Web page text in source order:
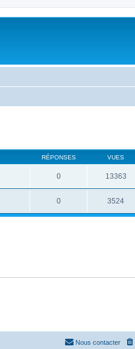
RÉPONSES VUES
0 13363
0 3524
Nous contacter